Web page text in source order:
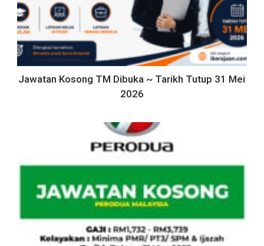
Jawatan Kosong TM Dibuka ~ Tarikh Tutup 31 Mei
2026